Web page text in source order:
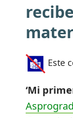
Este
‘Mi